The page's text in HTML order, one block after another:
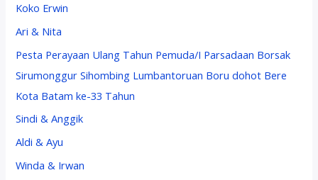
Koko Erwin
Ari & Nita
Pesta Perayaan Ulang Tahun Pemuda/I Parsadaan Borsak
Sirumonggur Sihombing Lumbantoruan Boru dohot Bere
Kota Batam ke-33 Tahun
Sindi & Anggik
Aldi & Ayu
Winda & Irwan